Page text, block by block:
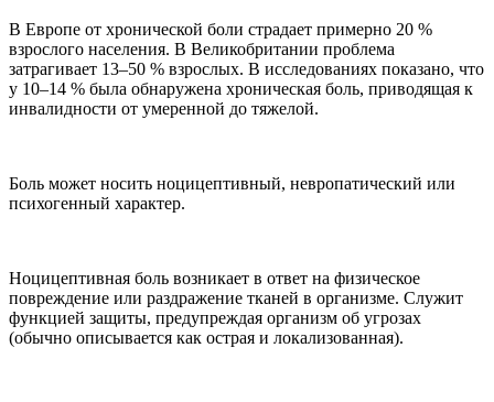
В Европе от хронической боли страдает примерно 20 %
взрослого населения. В Великобритании проблема
затрагивает 13–50 % взрослых. В исследованиях показано, что
у 10–14 % была обнаружена хроническая боль, приводящая к
инвалидности от умеренной до тяжелой.
Боль может носить ноцицептивный, невропатический или
психогенный характер.
Ноцицептивная боль возникает в ответ на физическое
повреждение или раздражение тканей в организме. Служит
функцией защиты, предупреждая организм об угрозах
(обычно описывается как острая и локализованная).